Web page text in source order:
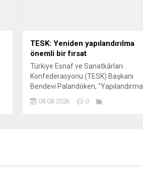
TESK: Yeniden yapılandırılma
önemli bir fırsat
Türkiye Esnaf ve Sanatkârları
Konfederasyonu (TESK) Başkanı
Bendevi Palandöken, "Yapılandırma
günde 228 bin başvuru yapıldı. Yani
08.08.2026 0